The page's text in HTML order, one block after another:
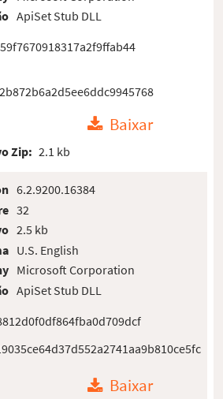
ApiSet Stub DLL
Baixar
Zip: 2.1 kb
6.2.9200.16384
32
2.5 kb
U.S. English
Microsoft Corporation
ApiSet Stub DLL
Baixar